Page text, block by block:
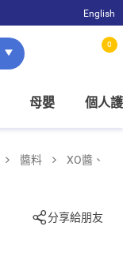
English
0
母嬰 個人
醬料
XO醬、
分享給朋友